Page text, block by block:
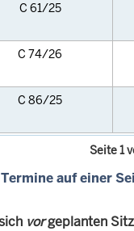
C 61/25
C 74/26
C 86/25
Seite 1
auf einer
vorgeplanten